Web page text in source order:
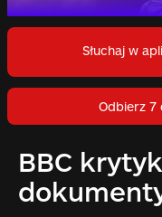
Słuchaj w
Odbierz 7
BBC